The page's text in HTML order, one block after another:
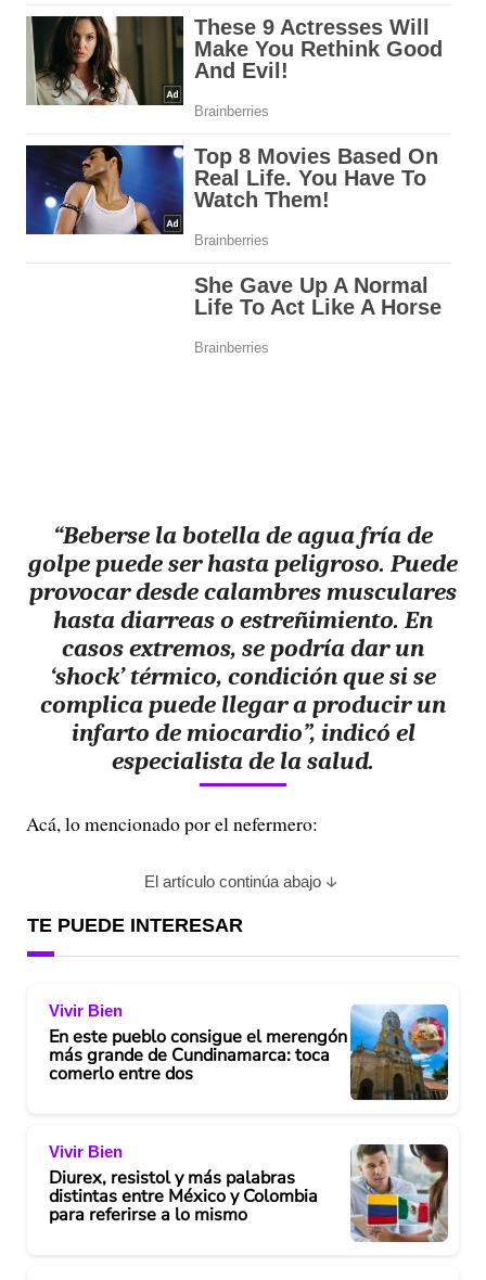
“Beberse la botella de agua fría de
golpe puede ser hasta peligroso. Puede
provocar desde calambres musculares
hasta diarreas o estreñimiento. En
casos extremos, se podría dar un
‘shock’ térmico, condición que si se
complica puede llegar a producir un
infarto de miocardio”, indicó el
especialista de la salud.
Acá, lo mencionado por el nefermero:
El artículo continúa abajo
TE PUEDE INTERESAR
Vivir Bien
En este pueblo consigue el merengón
más grande de Cundinamarca: toca
comerlo entre dos
Vivir Bien
Diurex, resistol y más palabras
distintas entre México y Colombia
para referirse a lo mismo